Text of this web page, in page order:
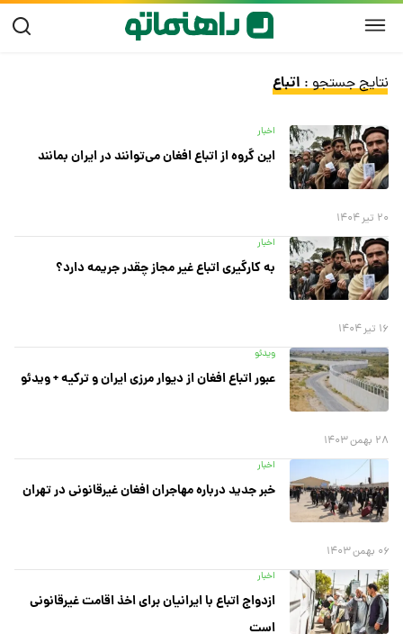
نتایج جستجو :اتباع
اخبار
این گروه از اتباع افغان می‌توانند در ایران بمانند
۲۰ تیر ۱۴۰۴
اخبار
به کارگیری اتباع غیر مجاز چقدر جریمه دارد؟
۱۶ تیر ۱۴۰۴
ویدئو
عبور اتباع افغان از دیوار مرزی ایران و ترکیه + ویدئو
۲۸ بهمن ۱۴۰۳
اخبار
خبر جدید درباره مهاجران افغان غیرقانونی در تهران
۰۶ بهمن ۱۴۰۳
اخبار
ازدواج اتباع با ایرانیان برای اخذ اقامت غیرقانونی
است